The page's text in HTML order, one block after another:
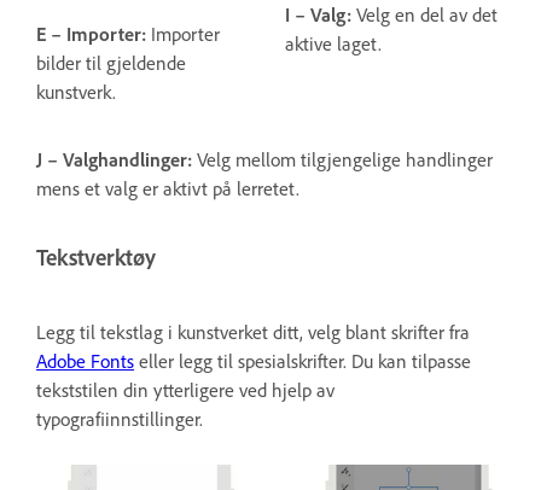
E – Importer: Importer
bilder til gjeldende
kunstverk.
I – Valg: Velg en del av det
aktive laget.
J – Valghandlinger: Velg mellom tilgjengelige handlinger
mens et valg er aktivt på lerretet.
Tekstverktøy
Legg til tekstlag i kunstverket ditt, velg blant skrifter fra
Adobe Fonts eller legg til spesialskrifter. Du kan tilpasse
tekststilen din ytterligere ved hjelp av
typografiinnstillinger.